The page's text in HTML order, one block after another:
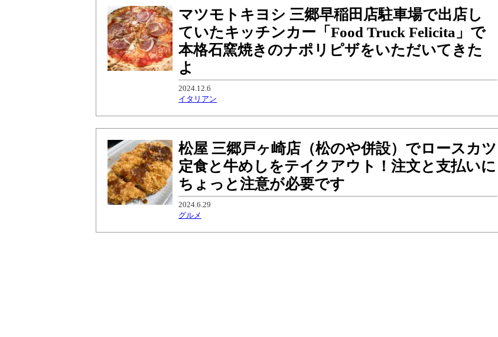
マツモトキヨシ 三郷早稲田店駐車場で出店し
ていたキッチンカー「Food Truck Felicita」で
本格石窯焼きのナポリピザをいただいてきた
よ
2024.12.6
イタリアン
松屋 三郷戸ヶ崎店（松のや併設）でロースカツ
定食と牛めしをテイクアウト！注文と支払いに
ちょっと注意が必要です
2024.6.29
グルメ